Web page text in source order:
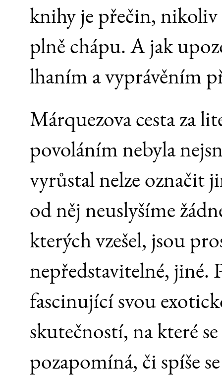
knihy je přečin, nikoliv
plně chápu. A jak
lhaním a vyprávěním
Márquezova cesta za
povoláním nebyla
vyrůstal nelze označit
od něj neuslyšíme
kterých vzešel, jsou
nepředstavitelné, jiné.
fascinující svou
skutečností, na které
pozapomíná, či spíše